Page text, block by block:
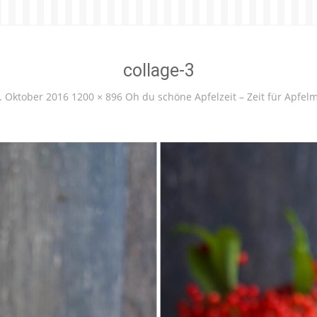
collage-3
Oktober 2016 1200 × 896 Oh du schöne Apfelzeit – Zeit für